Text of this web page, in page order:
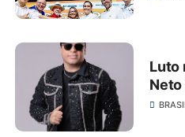
Luto
Neto